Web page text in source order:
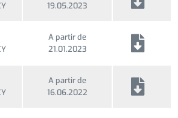
19.05.2023
A partir de
21.01.2023
A partir de
16.06.2022